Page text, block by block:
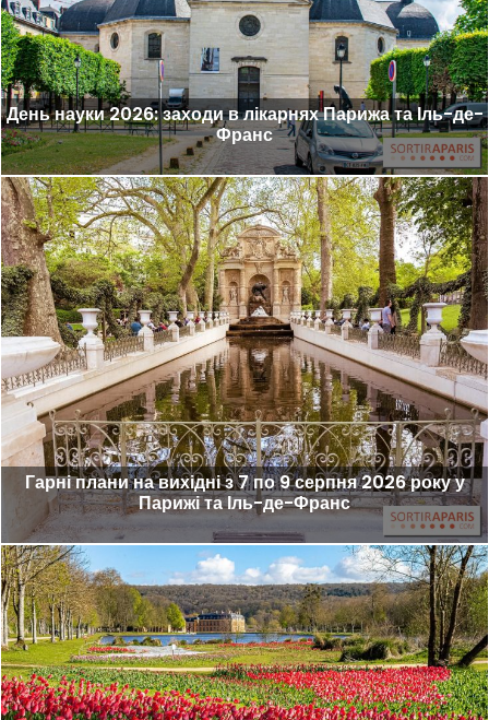
День науки 2026: заходи в лікарнях Парижа та Іль-де-
Франс
Гарні плани на вихідні з 7 по 9 серпня 2026 року у
Парижі та Іль-де-Франс